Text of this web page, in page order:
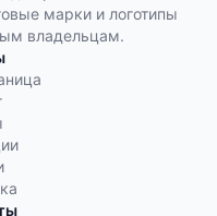
марки и логотипы
владельцам.